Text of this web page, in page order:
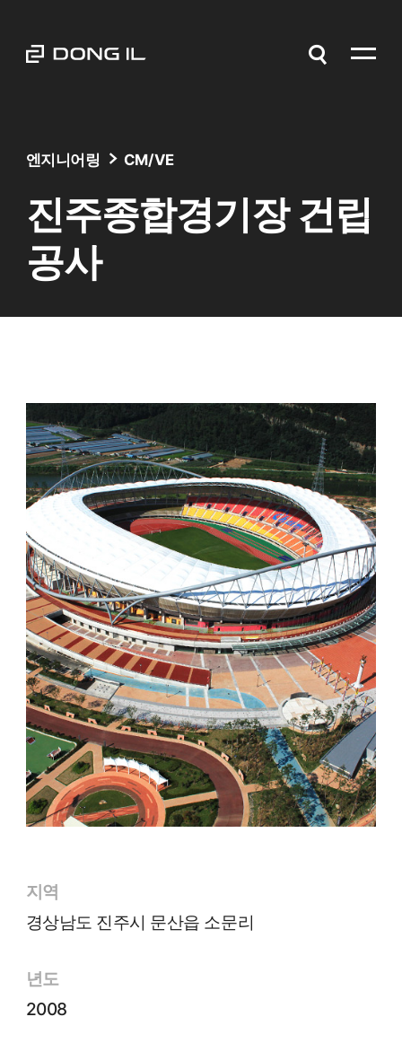
엔지니어링 CM/VE
진주종합경기장 건립
공사
지역
경상남도 진주시 문산읍 소문리
년도
2008